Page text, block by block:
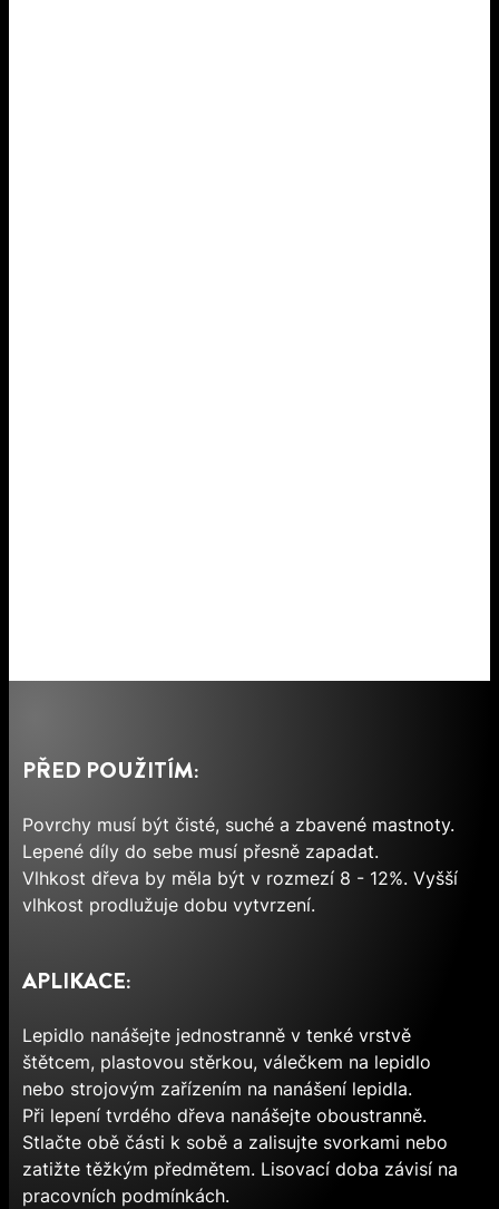
PŘED POUŽITÍM:
Povrchy musí být čisté, suché a zbavené mastnoty.
Lepené díly do sebe musí přesně zapadat.
Vlhkost dřeva by měla být v rozmezí 8 - 12%. Vyšší
vlhkost prodlužuje dobu vytvrzení.
APLIKACE:
Lepidlo nanášejte jednostranně v tenké vrstvě
štětcem, plastovou stěrkou, válečkem na lepidlo
nebo strojovým zařízením na nanášení lepidla.
Při lepení tvrdého dřeva nanášejte oboustranně.
Stlačte obě části k sobě a zalisujte svorkami nebo
zatižte těžkým předmětem. Lisovací doba závisí na
pracovních podmínkách.